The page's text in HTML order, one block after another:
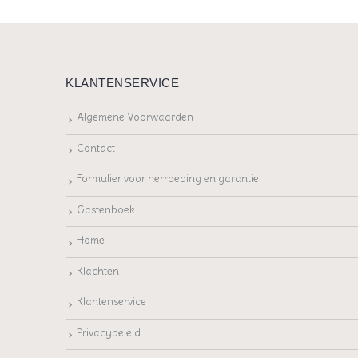
KLANTENSERVICE
Algemene Voorwaarden
Contact
Formulier voor herroeping en garantie
Gastenboek
Home
Klachten
Klantenservice
Privacybeleid